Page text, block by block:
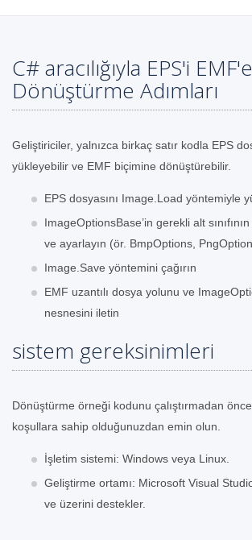
C# aracılığıyla EPS'i EMF'e
Dönüştürme Adımları
Geliştiriciler, yalnızca birkaç satır kodla EPS
yükleyebilir ve EMF biçimine dönüştürebilir.
EPS dosyasını Image.Load yöntemiyle
ImageOptionsBase’in gerekli alt
ve ayarlayın (ör. BmpOptions,
Image.Save yöntemini çağırın
EMF uzantılı dosya yolunu ve
nesnesini iletin
sistem gereksinimleri
Dönüştürme örneği kodunu çalıştırmadan
koşullara sahip olduğunuzdan emin olun.
İşletim sistemi: Windows veya Linux.
Geliştirme ortamı: Microsoft Visual
ve üzerini destekler.